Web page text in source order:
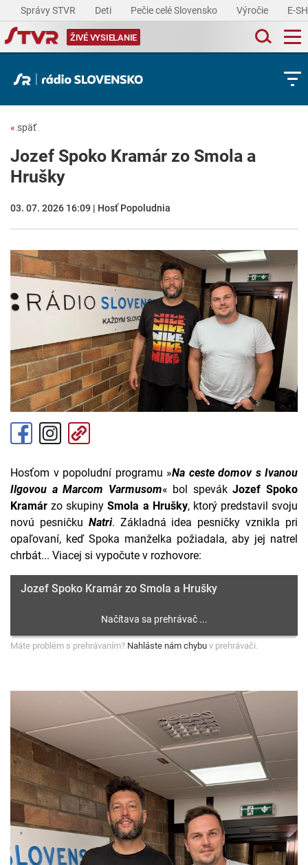
Správy STVR Deti Pečie celé Slovensko Výročie E-
ŽIVÉ VYSIELANIE
« späť
Jozef Spoko Kramár zo Smola a
Hrušky
03. 07. 2026 16:09 | Hosť Popoludnia
Hosťom v popoludní programu »Na ceste domov s Ivanou
Ilgovou a Marcom Varmusom« bol spevákJozef Spoko
Kramárzo skupiny Smola a Hrušky, ktorý predstavil svoju
novú pesničku Natri. Základná idea pesničky vznikla pri
opaľovaní, keď Spoka manželka požiadala, aby jej natrel
chrbát... Viacej si vypočute v rozhovore:
Jozef Spoko Kramár zo Smola a Hrušky
Máte problém s prehrávaním? Nahláste nám chybu v prehrávači.